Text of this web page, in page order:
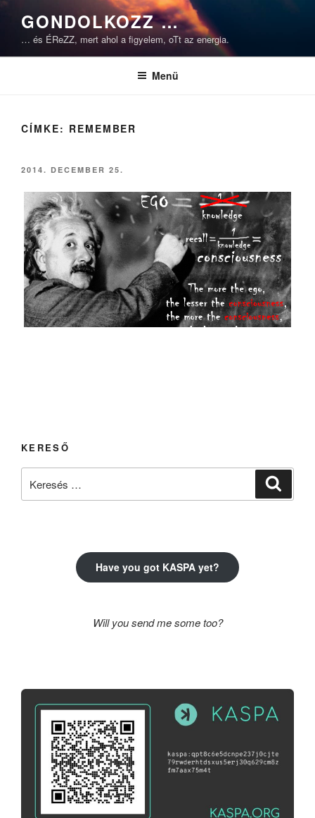
Tartalomhoz
GONDOLKOZZ …
… és ÉReZZ, mert ahol a figyelem, oTt az energia.
Menü
CÍMKE: REMEMBER
BEKÜLDVE:
2014. DECEMBER 25.
KERESŐ
Have you got KASPA yet?
Will you send me some too?